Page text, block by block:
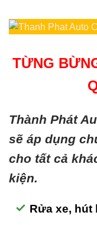
TỪNG
Thành Phát
sẽ áp dụng
cho tất cả
kiện.
Rửa xe, hút